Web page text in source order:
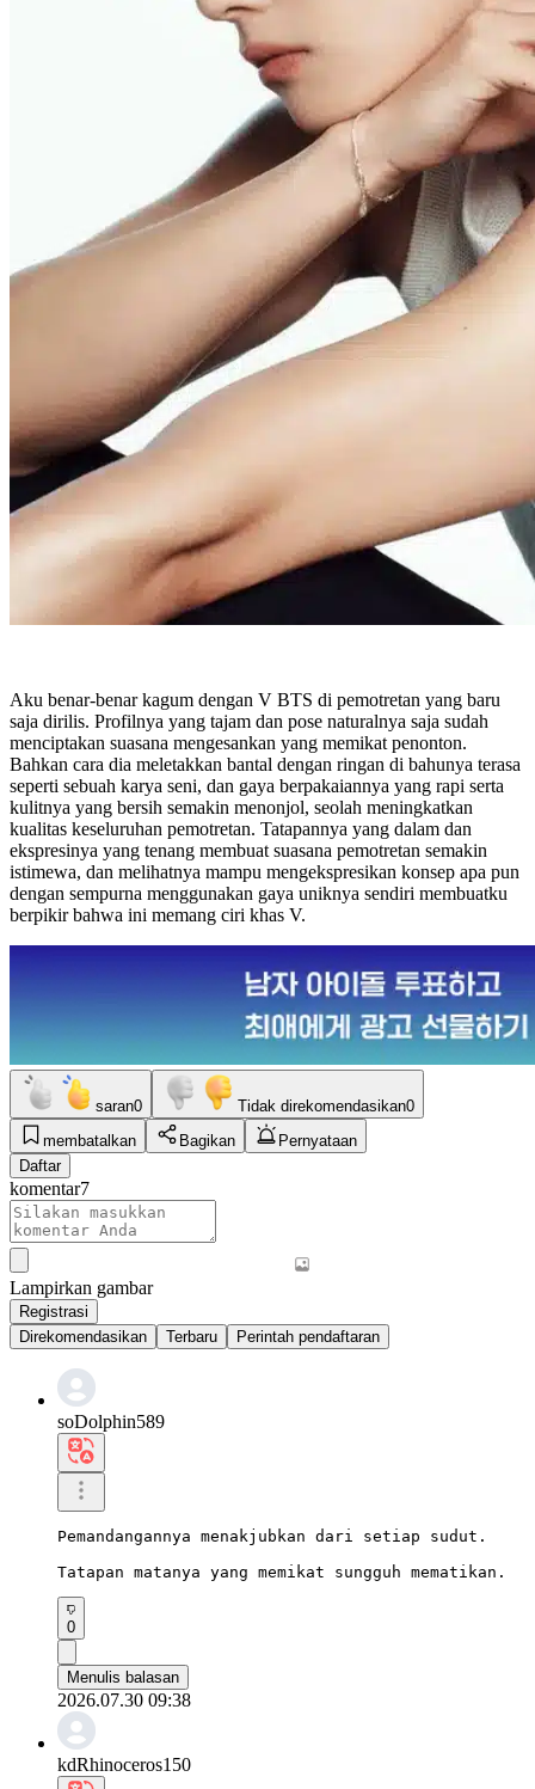
Aku benar-benar kagum dengan V BTS di pemotretan yang baru
saja dirilis. Profilnya yang tajam dan pose naturalnya saja sudah
menciptakan suasana mengesankan yang memikat penonton.
Bahkan cara dia meletakkan bantal dengan ringan di bahunya terasa
seperti sebuah karya seni, dan gaya berpakaiannya yang rapi serta
kulitnya yang bersih semakin menonjol, seolah meningkatkan
kualitas keseluruhan pemotretan. Tatapannya yang dalam dan
ekspresinya yang tenang membuat suasana pemotretan semakin
istimewa, dan melihatnya mampu mengekspresikan konsep apa pun
dengan sempurna menggunakan gaya uniknya sendiri membuatku
berpikir bahwa ini memang ciri khas V.
saran0 Tidak direkomendasikan0
membatalkan
Bagikan
Pernyataan
Daftar
komentar7
Lampirkan gambar
Registrasi
Direkomendasikan
Terbaru Perintah pendaftaran
soDolphin589
Pemandangannya menakjubkan dari setiap sudut.
Tatapan matanya yang memikat sungguh mematikan.
0
Menulis balasan
2026.07.30 09:38
kdRhinoceros150